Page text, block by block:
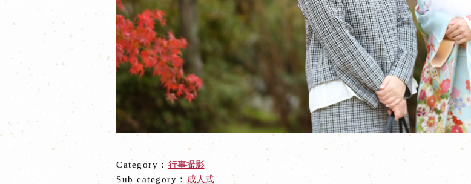
Category： 行事撮影
Sub category： 成人式